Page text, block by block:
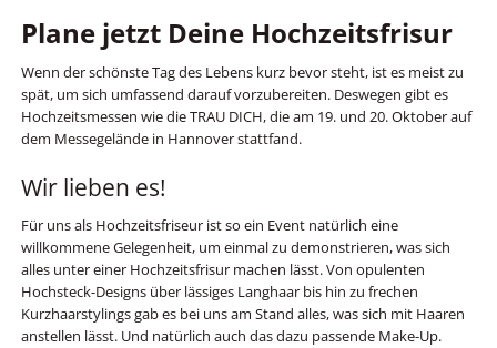
Plane jetzt Deine Hochzeitsfrisur
Wenn der schönste Tag des Lebens kurz bevor steht, ist es meist zu
spät, um sich umfassend darauf vorzubereiten. Deswegen gibt es
Hochzeitsmessen wie die TRAU DICH, die am 19. und 20. Oktober auf
dem Messegelände in Hannover stattfand.
Wir lieben es!
Für uns als Hochzeitsfriseur ist so ein Event natürlich eine
willkommene Gelegenheit, um einmal zu demonstrieren, was sich
alles unter einer Hochzeitsfrisur machen lässt. Von opulenten
Hochsteck-Designs über lässiges Langhaar bis hin zu frechen
Kurzhaarstylings gab es bei uns am Stand alles, was sich mit Haaren
anstellen lässt. Und natürlich auch das dazu passende Make-Up.